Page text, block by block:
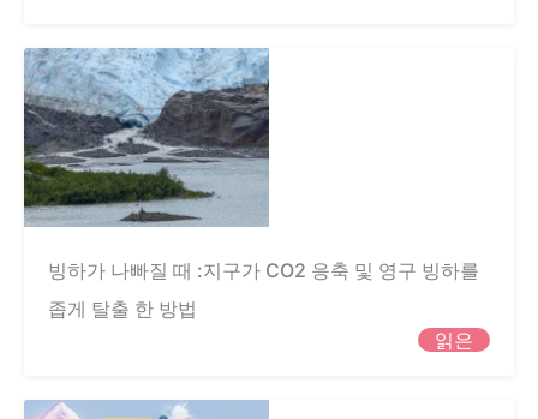
빙하가 나빠질 때 :지구가 CO2 응축 및 영구 빙하를
좁게 탈출 한 방법
읽은